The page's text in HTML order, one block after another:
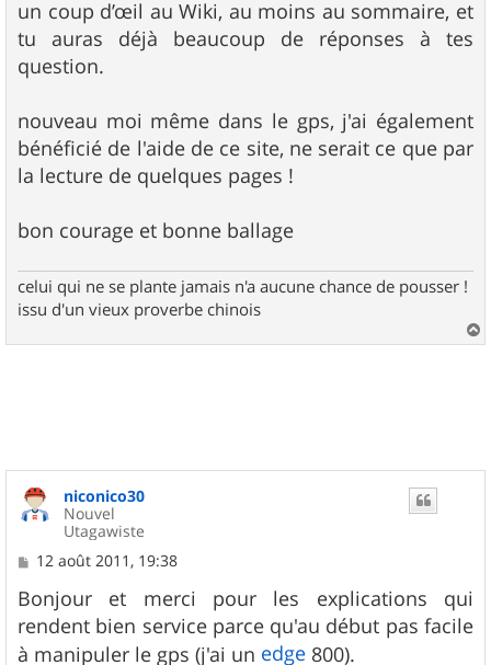
un coup d’œil au Wiki, au moins au sommaire, et
tu auras déjà beaucoup de réponses à tes
question.
nouveau moi même dans le gps, j'ai également
bénéficié de l'aide de ce site, ne serait ce que par
la lecture de quelques pages !
bon courage et bonne ballage
celui qui ne se plante jamais n'a aucune chance de pousser !
issu d'un vieux proverbe chinois
a
niconico30
Nouvel
Utagawiste
M
s
s
a
g
12 août 2011, 19:38
Bonjour et merci pour les explications qui
rendent bien service parce qu'au début pas facile
à manipuler le gps (j'ai un edge 800).